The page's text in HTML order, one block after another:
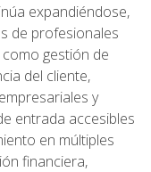
expandiéndose,
de profesionales
gestión de
del cliente,
y
entrada accesibles
en múltiples
financiera,